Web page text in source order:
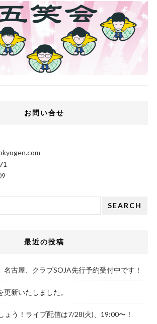
お問い合せ
SEARCH
最近の投稿
名古屋、クラブSOJA先行予約受付中です！
新いたしました。
ょう！ライブ配信は7/28(火)、19:00〜！